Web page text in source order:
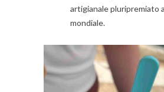
artigianale pluripremiato
mondiale.